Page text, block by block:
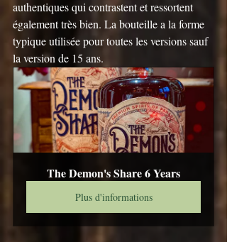
authentiques qui contrastent et ressortent
également très bien. La bouteille a la forme
typique utilisée pour toutes les versions sauf
la version de 15 ans.
The Demon's Share 6 Years
Plus d'informations